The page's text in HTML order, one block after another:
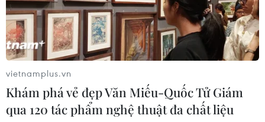
Nga cân nhắc các biện pháp ứng phó với
giá trần dầu mỏ của phương Tây
08/12/2022 00:05
phân tích tình hình trong lĩnh vực này đang tiếp tục diễn
ra. Sau khi quyết định cuối cùng được đưa ra, nó sẽ
được trình bày dưới dạng văn bản."
vietnamplus.vn
Khám phá vẻ đẹp Văn Miếu-Quốc Tử Giám
qua 120 tác phẩm nghệ thuật đa chất liệu